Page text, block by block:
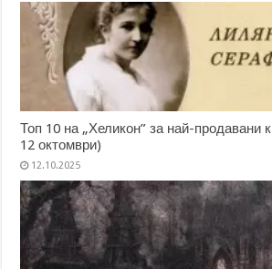
Топ 10 на „Хеликон” за най-продавани
12 октомври)
12.10.2025